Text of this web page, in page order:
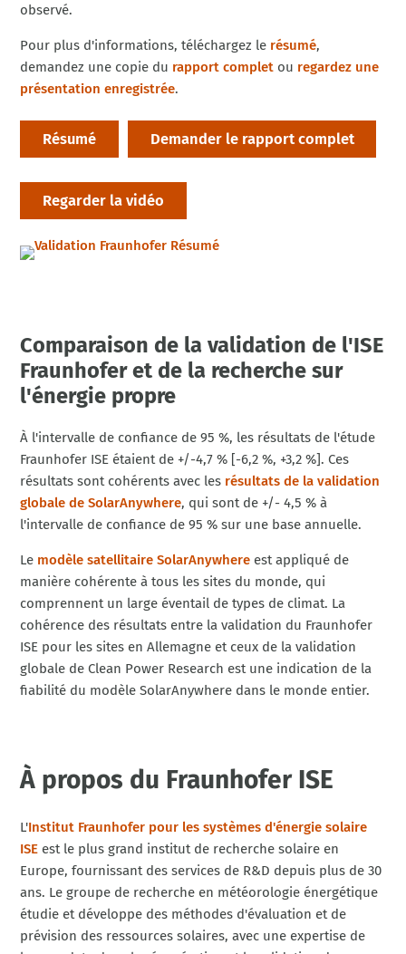
observé.
Pour plus d'informations, téléchargez le résumé,
demandez une copie du rapport complet ou regardez une
présentation enregistrée.
Résumé Demander le rapport complet
Regarder la vidéo
Comparaison de la validation de l'ISE
Fraunhofer et de la recherche sur
l'énergie propre
À l'intervalle de confiance de 95 %, les résultats de l'étude
Fraunhofer ISE étaient de +/-4,7 % [-6,2 %, +3,2 %]. Ces
résultats sont cohérents avec les résultats de la validation
globale de SolarAnywhere, qui sont de +/- 4,5 % à
l'intervalle de confiance de 95 % sur une base annuelle.
Le modèle satellitaire SolarAnywhere est appliqué de
manière cohérente à tous les sites du monde, qui
comprennent un large éventail de types de climat. La
cohérence des résultats entre la validation du Fraunhofer
ISE pour les sites en Allemagne et ceux de la validation
globale de Clean Power Research est une indication de la
fiabilité du modèle SolarAnywhere dans le monde entier.
À propos du Fraunhofer ISE
L'Institut Fraunhofer pour les systèmes d'énergie solaire
ISE est le plus grand institut de recherche solaire en
Europe, fournissant des services de R&D depuis plus de 30
ans. Le groupe de recherche en météorologie énergétique
étudie et développe des méthodes d'évaluation et de
prévision des ressources solaires, avec une expertise de